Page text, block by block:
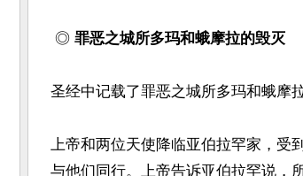
◎ 罪恶之城所多玛和蛾摩拉的毁灭
圣经中记载了罪恶之城所多玛和蛾摩
上帝和两位天使降临亚伯拉罕家，受
与他们同行。上帝告诉亚伯拉罕说，